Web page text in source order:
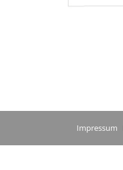
Impressum